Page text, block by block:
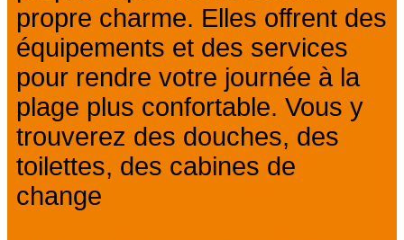
propre charme. Elles offrent des
équipements et des services
pour rendre votre journée à la
plage plus confortable. Vous y
trouverez des douches, des
toilettes, des cabines de
change